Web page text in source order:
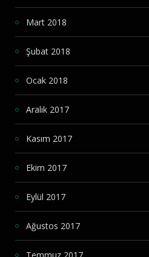
Mart 2018
Şubat 2018
Ocak 2018
Aralık 2017
Kasım 2017
Ekim 2017
Eylül 2017
Ağustos 2017